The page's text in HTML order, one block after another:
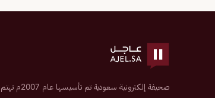
صحيفة إلكترونية سعودية تم تأسيسها عام 2007م تهتم